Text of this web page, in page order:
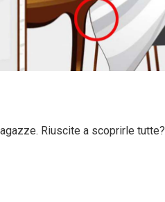
Riuscite a scoprirle tutte?